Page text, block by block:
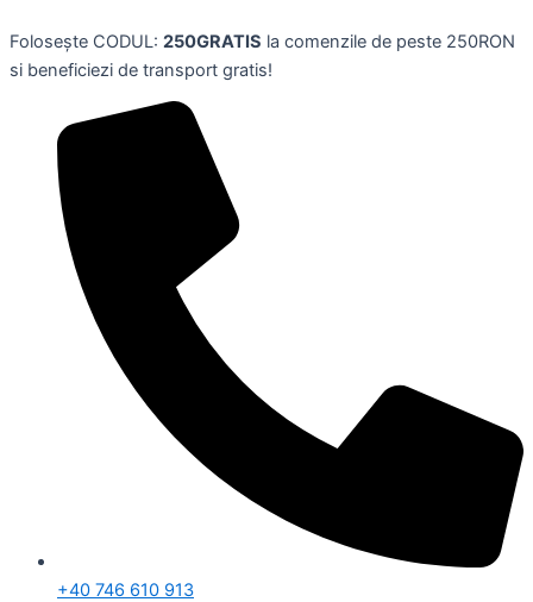
to
content
Folosește CODUL: 250GRATIS la comenzile de peste 250RON
si beneficiezi de transport gratis!
+40 746 610 913